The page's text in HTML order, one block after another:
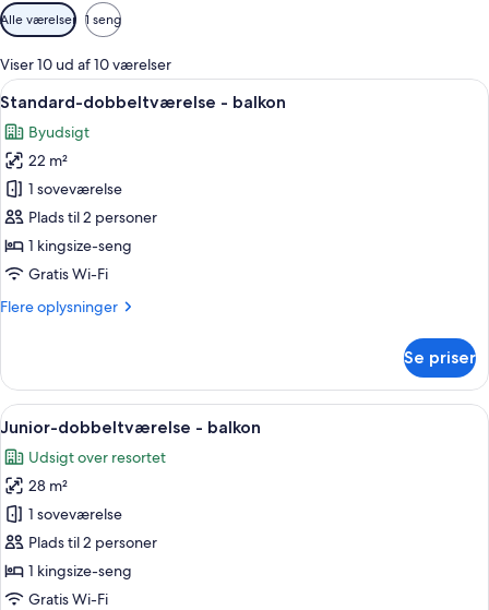
Tilgængelige
filtre
for
værelser
Alle værelser 1 seng
Viser 10 ud af 10 værelser
Indlæs
alle
billeder
af
Standard-
dobbeltværelse
-
balkon
Et moderne hotelværelse med en
5
Standard-dobbeltværelse - balkon
Byudsigt
22 m²
1 soveværelse
Plads til 2 personer
1 kingsize-seng
Gratis Wi-Fi
Flere oplysninger
Flere
dobbeltværelse
balkon
Se priser
Indlæs
alle
billeder
af
Junior-
dobbeltværelse
-
balkon
En moderne stue med sofa,
5
Junior-dobbeltværelse - balkon
Udsigt over resortet
28 m²
1 soveværelse
Plads til 2 personer
1 kingsize-seng
Gratis Wi-Fi